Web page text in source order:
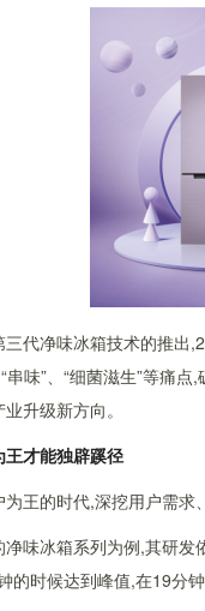
三代净味冰箱技术的推出
“串味”、“细菌滋生”等痛
升级新方向。
王才能独辟蹊径
为王的时代,深挖用户需求
净味冰箱系列为例,其研
的时候达到峰值,在19分